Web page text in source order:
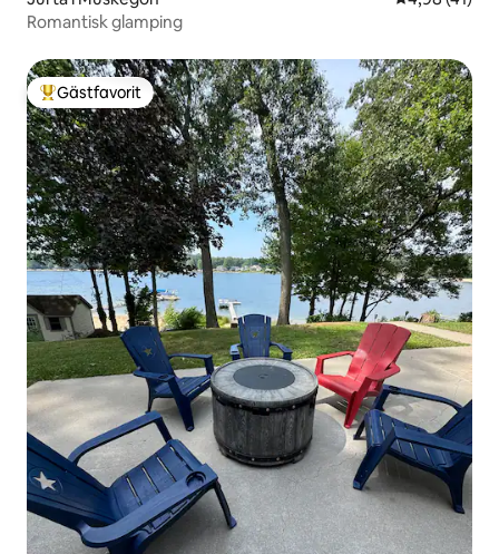
Romantisk glamping
Populär gästfavorit
Gästfavorit